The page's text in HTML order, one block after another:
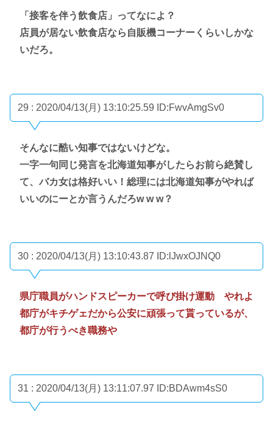
「接客を伴う飲食店」ってなによ？
店員が居ない飲食店なら自販機コーナーくらいしかな
いだろ。
29 : 2020/04/13(月) 13:10:25.59 ID:FwvAmgSv0
そんなに酷い知事ではないけどな。
一字一句同じ発言を北海道知事がしたらお前ら絶賛し
て、バカ女は格好いい！総理には北海道知事がやれば
いいのにーとか言うんだろw w w？
30 : 2020/04/13(月) 13:10:43.87 ID:lJwxOJNQ0
県庁職員がハンドスピーカーで呼び掛け運動 やれよ
都庁がキチゲェだから公安に頑張って貰っているが、
都庁が行うべき職務や
31 : 2020/04/13(月) 13:11:07.97 ID:BDAwm4sS0